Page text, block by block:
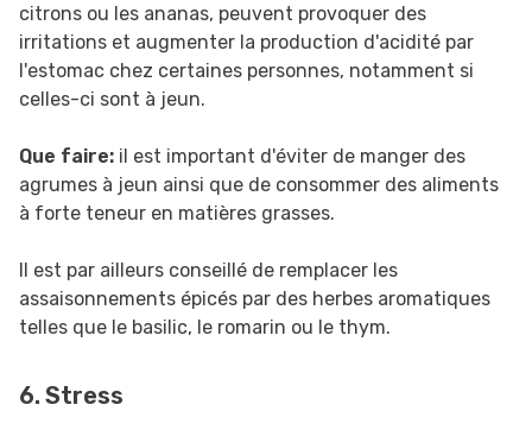
citrons ou les ananas, peuvent provoquer des
irritations et augmenter la production d'acidité par
l'estomac chez certaines personnes, notamment si
celles-ci sont à jeun.
Que faire: il est important d'éviter de manger des
agrumes à jeun ainsi que de consommer des aliments
à forte teneur en matières grasses.
Il est par ailleurs conseillé de remplacer les
assaisonnements épicés par des herbes aromatiques
telles que le basilic, le romarin ou le thym.
6. Stress